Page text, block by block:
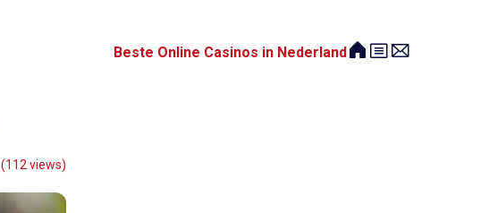
Beste Online Casinos in Nederland
(112 views)